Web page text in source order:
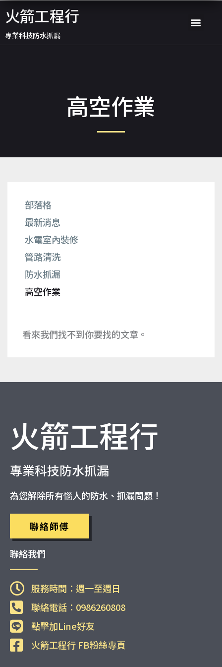
至
主
火箭工程行
專業科技防水抓漏
選
單
高空作業
部落格
最新消息
水電室內裝修
管路清洗
防水抓漏
高空作業
看來我們找不到你要找的文章。
火箭工程行
專業科技防水抓漏
為您解除所有惱人的防水、抓漏問題！
聯絡師傅
聯絡我們
服務時間：週一至週日
聯絡電話：0986260808
點擊加Line好友
火箭工程行 FB粉絲專頁